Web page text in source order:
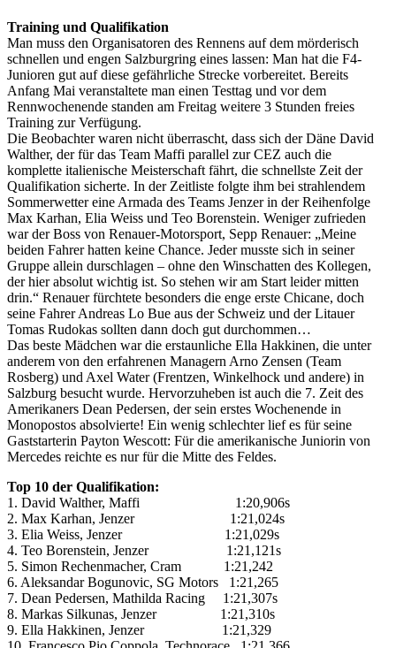
Training und Qualifikation
Man muss den Organisatoren des Rennens auf dem mörderisch
schnellen und engen Salzburgring eines lassen: Man hat die F4-
Junioren gut auf diese gefährliche Strecke vorbereitet. Bereits
Anfang Mai veranstaltete man einen Testtag und vor dem
Rennwochenende standen am Freitag weitere 3 Stunden freies
Training zur Verfügung.
Die Beobachter waren nicht überrascht, dass sich der Däne David
Walther, der für das Team Maffi parallel zur CEZ auch die
komplette italienische Meisterschaft fährt, die schnellste Zeit der
Qualifikation sicherte. In der Zeitliste folgte ihm bei strahlendem
Sommerwetter eine Armada des Teams Jenzer in der Reihenfolge
Max Karhan, Elia Weiss und Teo Borenstein. Weniger zufrieden
war der Boss von Renauer-Motorsport, Sepp Renauer: „Meine
beiden Fahrer hatten keine Chance. Jeder musste sich in seiner
Gruppe allein durschlagen – ohne den Winschatten des Kollegen,
der hier absolut wichtig ist. So stehen wir am Start leider mitten
drin.“ Renauer fürchtete besonders die enge erste Chicane, doch
seine Fahrer Andreas Lo Bue aus der Schweiz und der Litauer
Tomas Rudokas sollten dann doch gut durchommen…
Das beste Mädchen war die erstaunliche Ella Hakkinen, die unter
anderem von den erfahrenen Managern Arno Zensen (Team
Rosberg) und Axel Water (Frentzen, Winkelhock und andere) in
Salzburg besucht wurde. Hervorzuheben ist auch die 7. Zeit des
Amerikaners Dean Pedersen, der sein erstes Wochenende in
Monopostos absolvierte! Ein wenig schlechter lief es für seine
Gaststarterin Payton Wescott: Für die amerikanische Juniorin von
Mercedes reichte es nur für die Mitte des Feldes.
Top 10 der Qualifikation:
1. David Walther, Maffi 1:20,906s
2. Max Karhan, Jenzer 1:21,024s
3. Elia Weiss, Jenzer 1:21,029s
4. Teo Borenstein, Jenzer 1:21,121s
5. Simon Rechenmacher, Cram 1:21,242
6. Aleksandar Bogunovic, SG Motors 1:21,265
7. Dean Pedersen, Mathilda Racing 1:21,307s
8. Markas Silkunas, Jenzer 1:21,310s
9. Ella Hakkinen, Jenzer 1:21,329